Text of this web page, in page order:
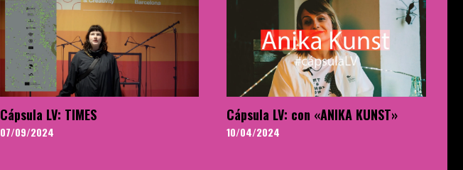
Cápsula LV: TIMES
07/09/2024
Cápsula LV: con «ANIKA KUNST»
10/04/2024